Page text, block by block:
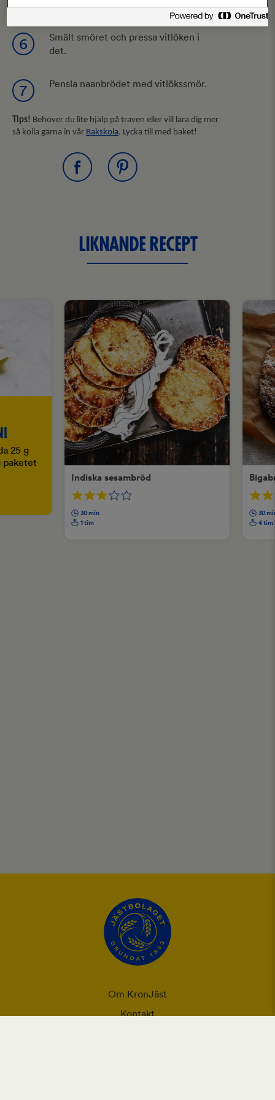
6
Smält smöret och pressa vitlöken i
det.
7 Pensla naanbrödet med vitlökssmör.
Tips! Behöver du lite hjälp på traven eller vill lära dig mer
så kolla gärna in vår Bakskola. Lycka till med baket!
LIKNANDE RECEPT
25 g
paketet
Indiska sesambröd
30 min
1 tim
30
4 tim
Om KronJäst
Kontakt